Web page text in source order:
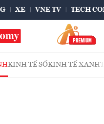
XE VNE TV TECH
KINH TẾ SỐKINH TẾ XANH